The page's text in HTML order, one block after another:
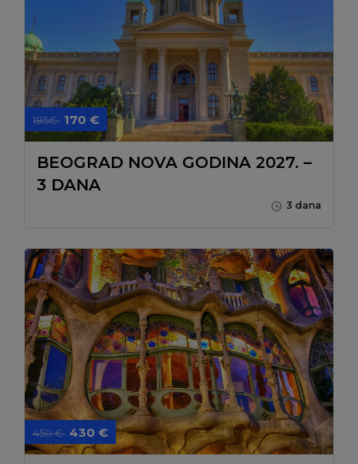
185€ 170 €
BEOGRAD NOVA GODINA 2027. –
3 DANA
3 dana
450 € 430 €